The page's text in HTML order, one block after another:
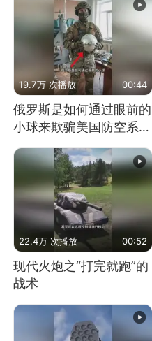
19.7万 次播放 00:44
俄罗斯是如何通过眼前的
小球来欺骗美国防空系统
的
22.4万 次播放 00:52
现代火炮之“打完就跑”的
战术